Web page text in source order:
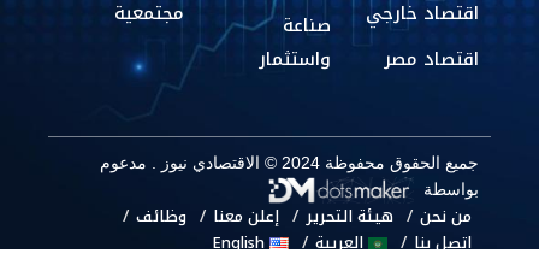
اقتصاد خارجي
اقتصاد مصر
صناعة
واستثمار
مجتمعية
جميع الحقوق محفوظة 2024 © الاقتصادي نيوز . مدعوم
بواسطة
من نحن هيئة التحرير إعلن معنا
وظائف
اتصل بنا
العربية English